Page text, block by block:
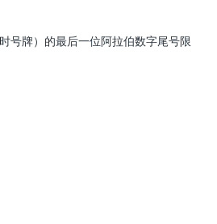
号牌）的最后一位阿拉伯数字尾号限